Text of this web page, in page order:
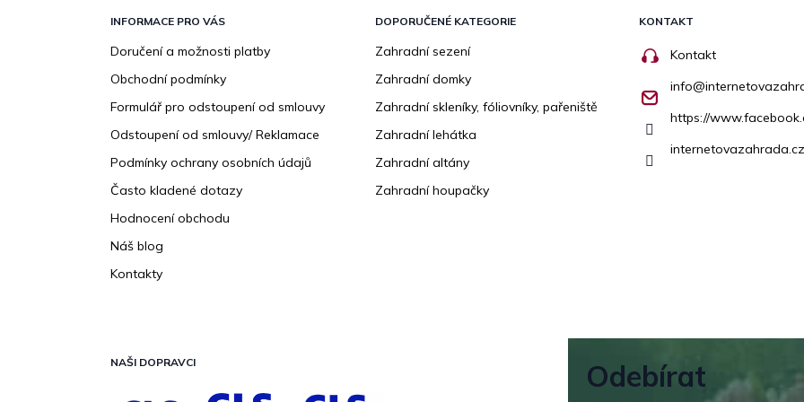
INFORMACE PRO VÁS
Doručení a možnosti platby
Obchodní podmínky
Formulář pro odstoupení od smlouvy
Odstoupení od smlouvy/ Reklamace
Podmínky ochrany osobních údajů
Často kladené dotazy
Hodnocení obchodu
Náš blog
Kontakty
DOPORUČENÉ KATEGORIE
Zahradní sezení
Zahradní domky
Zahradní skleníky, fóliovníky, pařeniště
Zahradní lehátka
Zahradní altány
Zahradní houpačky
KONTAKT
Kontakt
info@
https://
NAŠI DOPRAVCI
Odebírat